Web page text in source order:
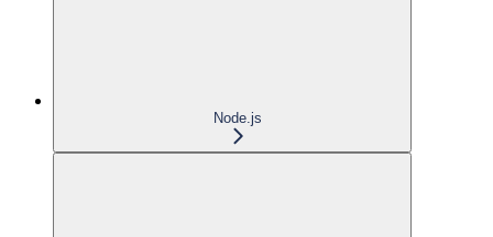
Node.js